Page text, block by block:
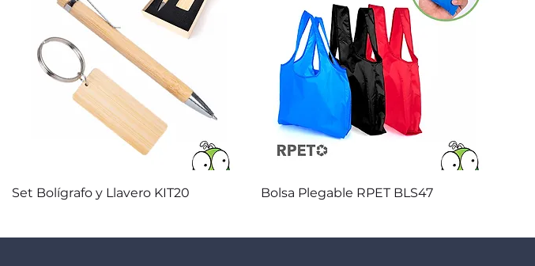
Vista rápida
Set Bolígrafo y Llavero KIT20 Vista rápida
Bolsa Plegable RPET BLS47